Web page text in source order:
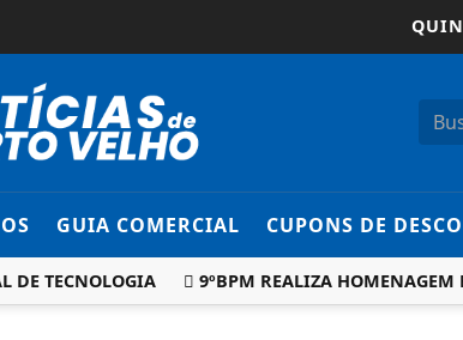
GUIA COMERCIAL CUPONS DE
TECNOLOGIA 9ºBPM REALIZA HOMENAGEM